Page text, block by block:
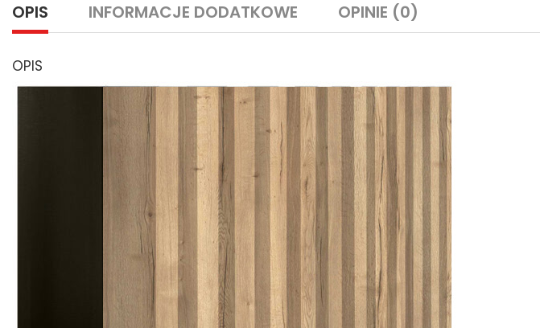
OPIS INFORMACJE DODATKOWE OPINIE (0)
OPIS